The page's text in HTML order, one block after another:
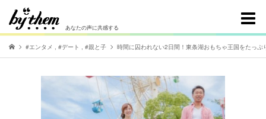
あなたの声に共感する
#エンタメ , #デート , #親と子 時間に囚われない2日間！東条湖おもちゃ王国をたっ